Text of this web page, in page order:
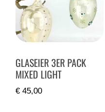
GLASEIER 3ER PACK
MIXED LIGHT
€ 45,00